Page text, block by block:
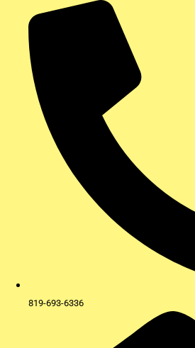
contenu
819-693-6336